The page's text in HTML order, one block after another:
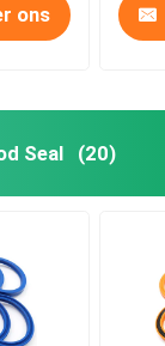
ons
Seal (20)